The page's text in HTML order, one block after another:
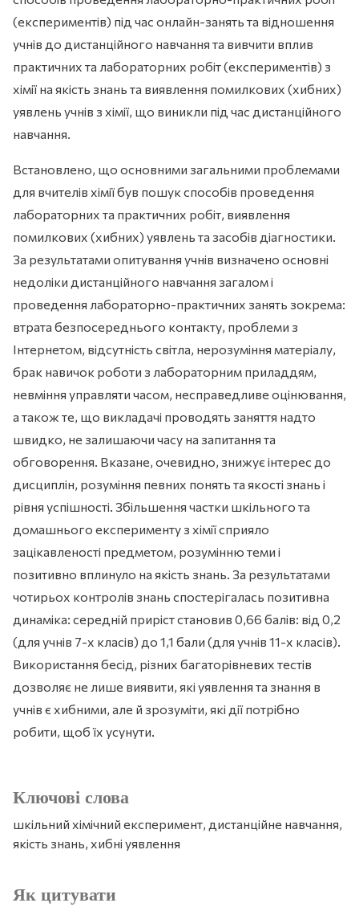
Ключові слова
шкільний хімічний експеримент, дистанційне навчання,
якість знань, хибні уявлення
Як цитувати
(експериментів) під час онлайн-занять та відношення
учнів до дистанційного навчання та вивчити вплив
практичних та лабораторних робіт (експериментів) з
хімії на якість знань та виявлення помилкових (хибних)
уявлень учнів з хімії, що виникли під час дистанційного
навчання.
Встановлено, що основними загальними проблемами
для вчителів хімії був пошук способів проведення
лабораторних та практичних робіт, виявлення
помилкових (хибних) уявлень та засобів діагностики.
За результатами опитування учнів визначено основні
недоліки дистанційного навчання загалом і
проведення лабораторно-практичних занять зокрема:
втрата безпосереднього контакту, проблеми з
Інтернетом, відсутність світла, нерозуміння матеріалу,
брак навичок роботи з лабораторним приладдям,
невміння управляти часом, несправедливе оцінювання,
а також те, що викладачі проводять заняття надто
швидко, не залишаючи часу на запитання та
обговорення. Вказане, очевидно, знижує інтерес до
дисциплін, розуміння певних понять та якості знань і
рівня успішності. Збільшення частки шкільного та
домашнього експерименту з хімії сприяло
зацікавленості предметом, розумінню теми і
позитивно вплинуло на якість знань. За результатами
чотирьох контролів знань спостерігалась позитивна
динаміка: середній приріст становив 0,66 балів: від 0,2
(для учнів 7-х класів) до 1,1 бали (для учнів 11-х класів).
Використання бесід, різних багаторівневих тестів
дозволяє не лише виявити, які уявлення та знання в
учнів є хибними, але й зрозуміти, які дії потрібно
робити, щоб їх усунути.